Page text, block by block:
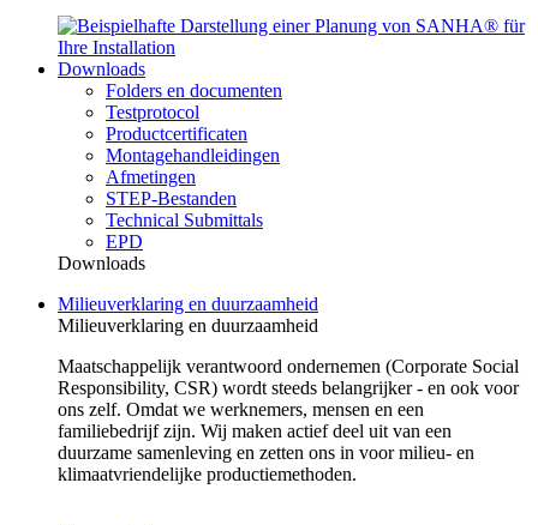
Downloads
Folders en documenten
Testprotocol
Productcertificaten
Montagehandleidingen
Afmetingen
STEP-Bestanden
Technical Submittals
EPD
Downloads
Milieuverklaring en duurzaamheid
Milieuverklaring en duurzaamheid
Maatschappelijk verantwoord ondernemen (Corporate Social
Responsibility, CSR) wordt steeds belangrijker - en ook voor
ons zelf. Omdat we werknemers, mensen en een
familiebedrijf zijn. Wij maken actief deel uit van een
duurzame samenleving en zetten ons in voor milieu- en
klimaatvriendelijke productiemethoden.